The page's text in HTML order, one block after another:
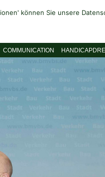
COMMUNICATION
können Sie unsere